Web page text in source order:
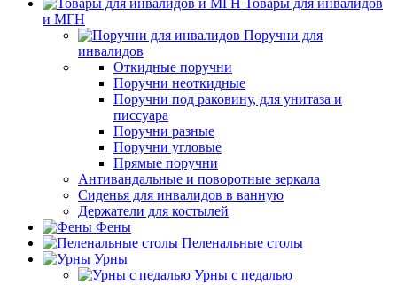
Товары для инвалидов
и МГН
Поручни для
инвалидов
Откидные поручни
Поручни неоткидные
Поручни под раковину, для унитаза и
писсуара
Поручни разные
Поручни угловые
Прямые поручни
Антивандальные и поворотные зеркала
Сиденья для инвалидов в ванную
Держатели для костылей
Фены
Пеленальные столы
Урны
Урны с педалью